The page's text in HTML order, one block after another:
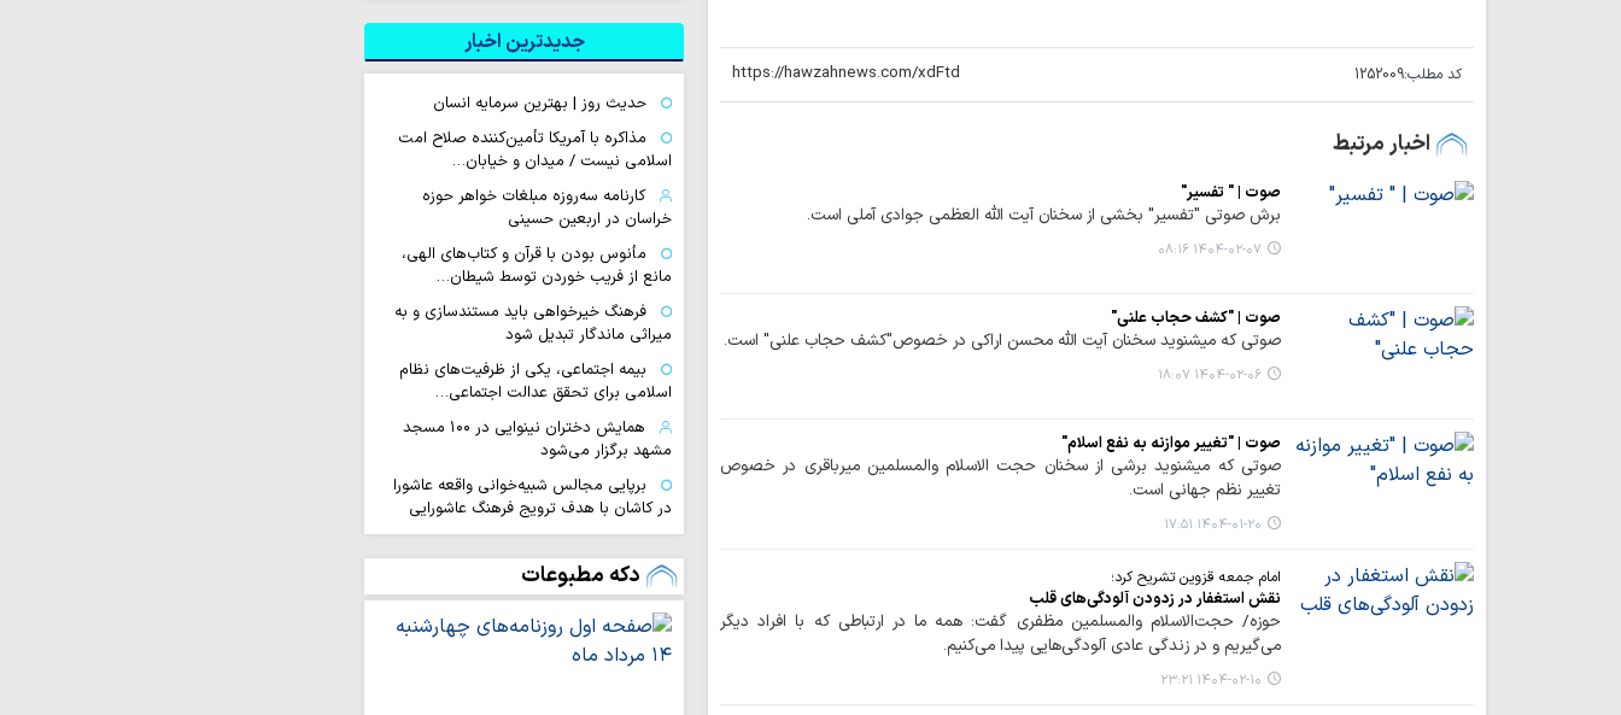
کد مطلب:1252009
اخبار مرتبط
صوت | " تفسیر"
برش صوتی "تفسیر" بخشی از سخنان آیت الله العظمی جوادی آملی است.
۱۴۰۴-۰۲-۰۷ ۰۸:۱۶
صوت | "کشف حجاب علنی"
صوتی که میشنوید سخنان آیت الله محسن اراکی در خصوص"کشف حجاب علنی" است.
۱۴۰۴-۰۲-۰۶ ۱۸:۰۷
صوت | "تغییر موازنه به نفع اسلام"
صوتی که میشنوید برشی از سخنان حجت الاسلام والمسلمین میرباقری در خصوص
تغییر نظم جهانی است.
۱۴۰۴-۰۱-۲۰ ۱۷:۵۱
امام جمعه قزوین تشریح کرد؛
نقش استغفار در زدودن آلودگی‌های قلب
حوزه/ حجت‌الاسلام والمسلمین مظفری گفت: همه ما در ارتباطی که با افراد دیگر
می‌گیریم و در زندگی عادی آلودگی‌هایی پیدا می‌کنیم.
۱۴۰۴-۰۲-۱۰ ۲۳:۲۱
جدیدترین اخبار
حدیث روز | بهترین سرمایه انسان
مذاکره با آمریکا تأمین‌کننده صلاح امت
اسلامی نیست / میدان و خیابان…
کارنامه سه‌روزه مبلغات خواهر حوزه
خراسان در اربعین حسینی
مأنوس بودن با قرآن و کتاب‌های الهی،
مانع از فریب خوردن توسط شیطان…
فرهنگ خیرخواهی باید مستندسازی و به
میراثی ماندگار تبدیل شود
بیمه اجتماعی، یکی از ظرفیت‌های نظام
اسلامی برای تحقق عدالت اجتماعی…
همایش دختران نینوایی در ۱۰۰ مسجد
مشهد برگزار می‌شود
برپایی مجالس شبیه‌خوانی واقعه عاشورا
در کاشان با هدف ترویج فرهنگ عاشورایی
خواهران کوهدشت
جهاد تبیین وظیفه نخبگان در برابر نسل
جوان برای خنثی‌سازی شبهات است
ارائه ۵ میلیون خدمت هلال‌احمر به زائران
دکه مطبوعات